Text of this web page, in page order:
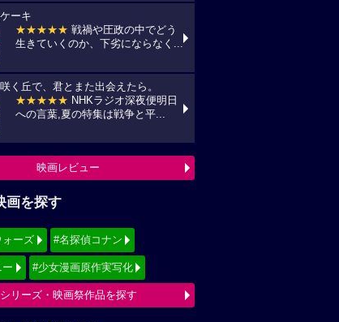
ーキ
★★★★★ 戦禍や圧政の中でどう
生きていくのか、下劣にならなく...
く丘で、君とまた出会えたら。
★★★★★ NHKラジオ深夜便明日
への言葉,夏の特集は戦争と平...
映画レビュー
画を探す
ォーズ #名探偵コナン
#少女漫画原作実写化
シリーズ・映画祭作品を探す